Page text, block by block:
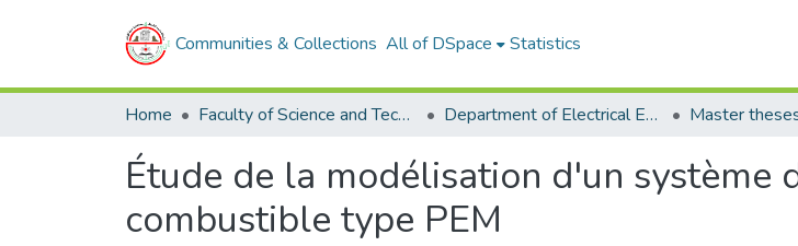
Communities & Collections All of DSpace Statistics
Home Faculty of Science and Technology Department of Electrical Engineering Master
Étude de la modélisation d'un système
combustible type PEM